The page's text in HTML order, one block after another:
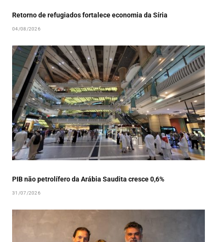
Retorno de refugiados fortalece economia da Síria
04/08/2026
PIB não petrolífero da Arábia Saudita cresce 0,6%
31/07/2026